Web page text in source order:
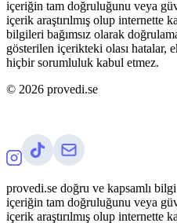
içeriğin tam doğruluğunu veya
içerik araştırılmış olup internette
bilgileri bağımsız olarak
gösterilen içerikteki olası hatalar,
hiçbir sorumluluk kabul etmez.
© 2026 provedi.se
provedi.se doğru ve kapsamlı
içeriğin tam doğruluğunu veya
içerik araştırılmış olup internette